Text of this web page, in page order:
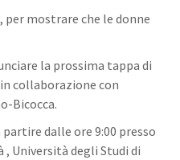
mostrare che le donne
la prossima tappa di
collaborazione con
Bicocca.
dalle ore 9:00 presso
, Università degli Studi di